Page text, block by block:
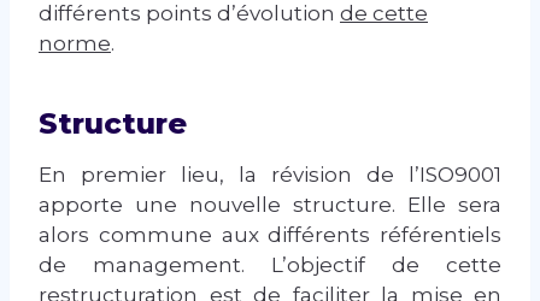
différents points d’évolution de cette
norme.
Structure
En premier lieu, la révision de l’ISO9001
apporte une nouvelle structure. Elle sera
alors commune aux différents référentiels
de management. L’objectif de cette
restructuration est de faciliter la mise en